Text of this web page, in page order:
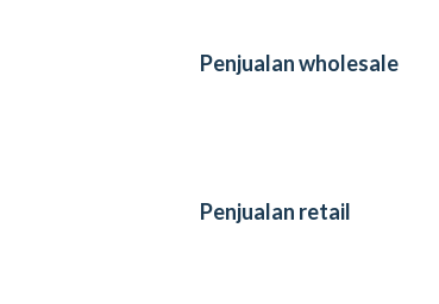
Penjualan wholesale
Penjualan retail